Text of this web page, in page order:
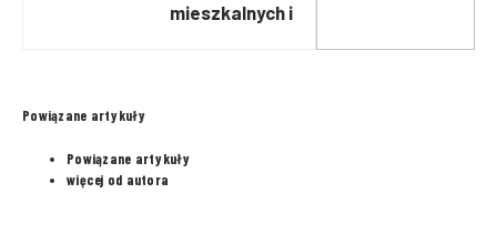
mieszkalnych i
Powiązane artykuły
Powiązane artykuły
więcej od autora